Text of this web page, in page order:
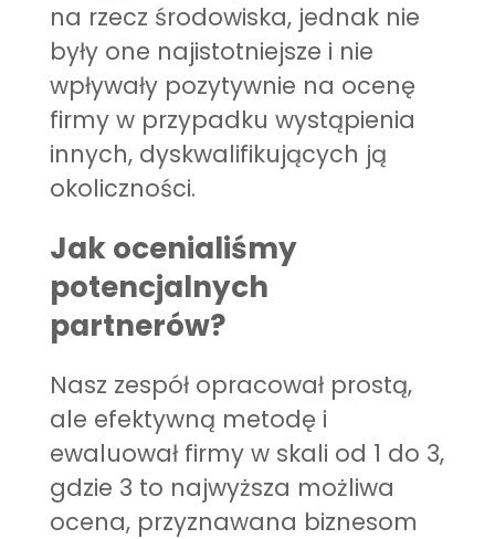
na rzecz środowiska, jednak nie
były one najistotniejsze i nie
wpływały pozytywnie na ocenę
firmy w przypadku wystąpienia
innych, dyskwalifikujących ją
okoliczności.
Jak ocenialiśmy
potencjalnych
partnerów?
Nasz zespół opracował prostą,
ale efektywną metodę i
ewaluował firmy w skali od 1 do 3,
gdzie 3 to najwyższa możliwa
ocena, przyznawana biznesom